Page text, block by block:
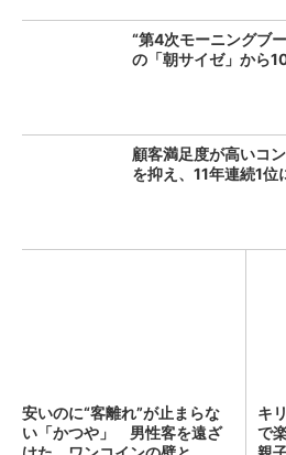
“第4次モーニングブ
の「朝サイゼ」から
顧客満足度が高いコ
を抑え、11年連続1位
安いのに“客離れ”が止まらな
い「かつや」 男性客を遠ざ
キ
で